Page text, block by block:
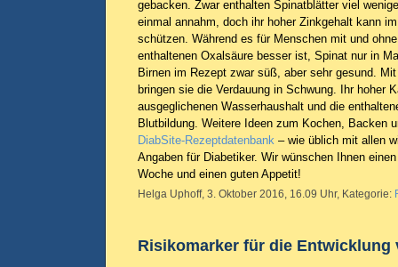
gebacken. Zwar enthalten Spinatblätter viel
einmal annahm, doch ihr hoher Zinkgehalt kann
schützen. Während es für Menschen mit und
enthaltenen Oxalsäure besser ist, Spinat nur in
Birnen im Rezept zwar süß, aber sehr gesund.
bringen sie die Verdauung in Schwung. Ihr hoher
ausgeglichenen Wasserhaushalt und die
Blutbildung. Weitere Ideen zum Kochen, Backen
DiabSite-Rezeptdatenbank – wie üblich mit allen
Angaben für Diabetiker. Wir wünschen Ihnen
Woche und einen guten Appetit!
Helga Uphoff, 3. Oktober 2016, 16.09 Uhr, Kategorie:
Risikomarker für die Entwicklung